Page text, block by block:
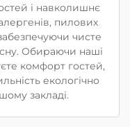
і навколишнє
пилових
чисте
Обираючи наші
комфорт гостей,
екологічно
закладі.